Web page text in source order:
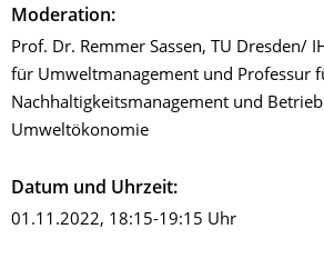
Moderation:
Prof. Dr. Remmer Sassen, TU Dresden/
für Umweltmanagement und Professur
Nachhaltigkeitsmanagement und
Umweltökonomie
Datum und Uhrzeit:
01.11.2022, 18:15-19:15 Uhr